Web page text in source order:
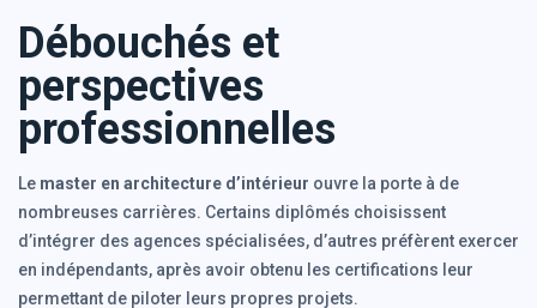
Débouchés et
perspectives
professionnelles
Le master en architecture d’intérieur ouvre la porte à de
nombreuses carrières. Certains diplômés choisissent
d’intégrer des agences spécialisées, d’autres préfèrent exercer
en indépendants, après avoir obtenu les certifications leur
permettant de piloter leurs propres projets.